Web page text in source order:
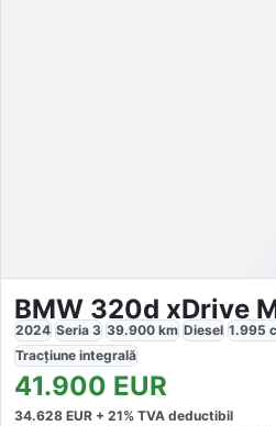
BMW 320d xDrive
2024 Seria 3 39.900 km Diesel 1.995
Tracțiune integrală
41.900 EUR
34.628 EUR + 21% TVA deductibil